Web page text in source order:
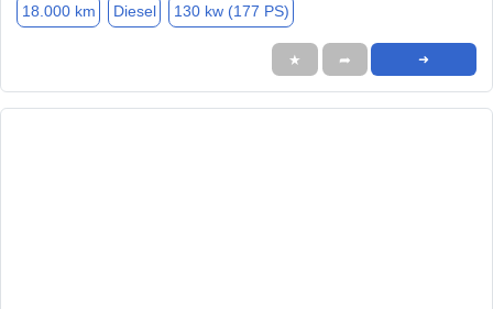
18.000 km Diesel 130 kw (177 PS)
★ ➦ ➜